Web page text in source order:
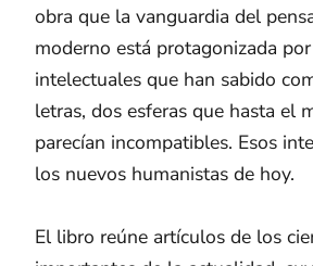
obra que la vanguardia del
moderno está protagonizada
intelectuales que han sabido
letras, dos esferas que hasta el
parecían incompatibles. Esos
los nuevos humanistas de hoy.
El libro reúne artículos de los